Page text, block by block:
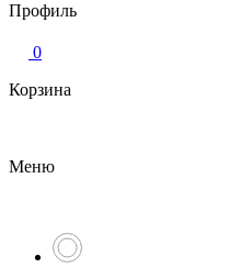
Профиль
0
Корзина
Меню